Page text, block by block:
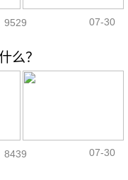
9529 07-30
么？
8439 07-30